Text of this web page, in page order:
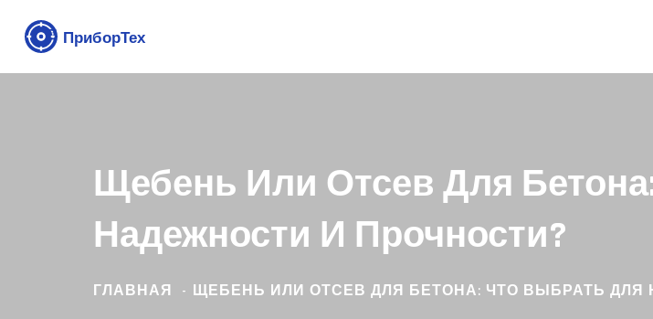
Щебень Или Отсев Для
Надежности И Прочности?
ГЛАВНАЯ ЩЕБЕНЬ ИЛИ ОТСЕВ ДЛЯ БЕТОНА: ЧТО ВЫБРАТЬ ДЛЯ